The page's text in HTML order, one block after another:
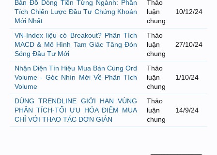
Bản Đồ Dòng Tiền Từng Ngành: Phân
Tích Chiến Lược Đầu Tư Chứng Khoán
Mới Nhất
Thảo
luận
chung
10/12/24
VN-Index liệu có Breakout? Phân Tích
MACD & Mô Hình Tam Giác Tăng Đón
Sóng Đầu Tư Mới
Thảo
luận
chung
27/10/24
Nhận Diện Tín Hiệu Mua Bán Cùng Ord
Volume - Góc Nhìn Mới Về Phân Tích
Volume
Thảo
luận
chung
1/10/24
DÙNG TRENDLINE GIỚI HẠN VÙNG
PHÂN TÍCH-TỐI ƯU HÓA ĐIỂM MUA
CHỈ VỚI THAO TÁC ĐƠN GIẢN
Thảo
luận
chung
14/9/24